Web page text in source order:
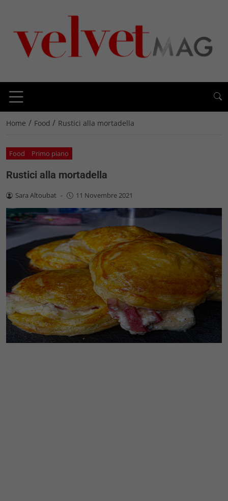
Home / Food / Rustici alla mortadella
Food Primo piano
Rustici alla mortadella
Sara Altoubat - 11 Novembre 2021